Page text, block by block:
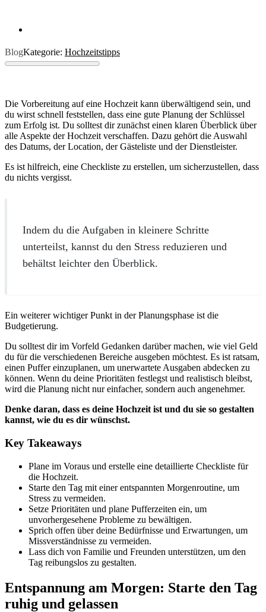
BlogKategorie: Hochzeitstipps
Die Vorbereitung auf eine Hochzeit kann überwältigend sein, und
du wirst schnell feststellen, dass eine gute Planung der Schlüssel
zum Erfolg ist. Du solltest dir zunächst einen klaren Überblick über
alle Aspekte der Hochzeit verschaffen. Dazu gehört die Auswahl
des Datums, der Location, der Gästeliste und der Dienstleister.
Es ist hilfreich, eine Checkliste zu erstellen, um sicherzustellen, dass
du nichts vergisst.
Indem du die Aufgaben in kleinere Schritte
unterteilst, kannst du den Stress reduzieren und
behältst leichter den Überblick.
Ein weiterer wichtiger Punkt in der Planungsphase ist die
Budgetierung.
Du solltest dir im Vorfeld Gedanken darüber machen, wie viel Geld
du für die verschiedenen Bereiche ausgeben möchtest. Es ist ratsam,
einen Puffer einzuplanen, um unerwartete Ausgaben abdecken zu
können. Wenn du deine Prioritäten festlegst und realistisch bleibst,
wird die Planung nicht nur einfacher, sondern auch angenehmer.
Denke daran, dass es deine Hochzeit ist und du sie so gestalten
kannst, wie du es dir wünschst.
Key Takeaways
Plane im Voraus und erstelle eine detaillierte Checkliste für
die Hochzeit.
Starte den Tag mit einer entspannten Morgenroutine, um
Stress zu vermeiden.
Setze Prioritäten und plane Pufferzeiten ein, um
unvorhergesehene Probleme zu bewältigen.
Sprich offen über deine Bedürfnisse und Erwartungen, um
Missverständnisse zu vermeiden.
Lass dich von Familie und Freunden unterstützen, um den
Tag reibungslos zu gestalten.
Entspannung am Morgen: Starte den Tag
ruhig und gelassen